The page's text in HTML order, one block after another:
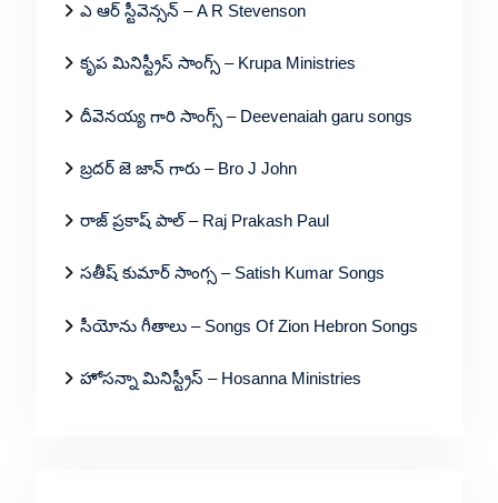
ఎ ఆర్ స్టీవెన్సన్ – A R Stevenson
కృప మినిస్ట్రీస్ సాంగ్స్ – Krupa Ministries
దీవెనయ్య గారి సాంగ్స్ – Deevenaiah garu songs
బ్రదర్ జె జాన్ గారు – Bro J John
రాజ్ ప్రకాష్ పాల్ – Raj Prakash Paul
సతీష్ కుమార్ సాంగ్స – Satish Kumar Songs
సీయోను గీతాలు – Songs Of Zion Hebron Songs
హోసన్నా మినిస్ట్రీస్ – Hosanna Ministries